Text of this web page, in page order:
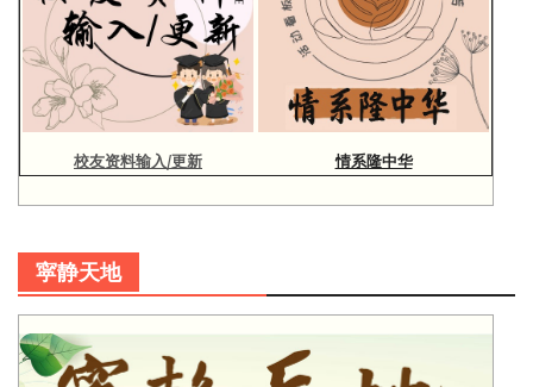
校友资料输入/更新 情系隆中华
寜静天地